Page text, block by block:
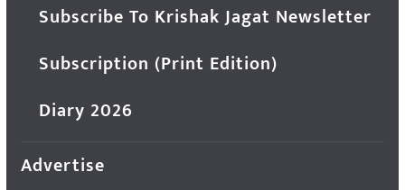
Subscribe To Krishak Jagat Newsletter
Subscription (Print Edition)
Diary 2026
Advertise